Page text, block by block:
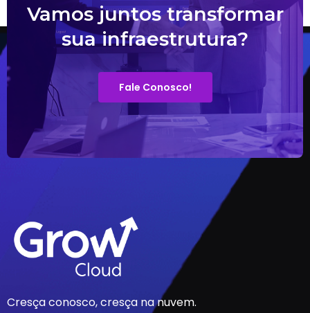
Vamos juntos transformar
sua infraestrutura?
Fale Conosco!
Cresça conosco, cresça na nuvem.